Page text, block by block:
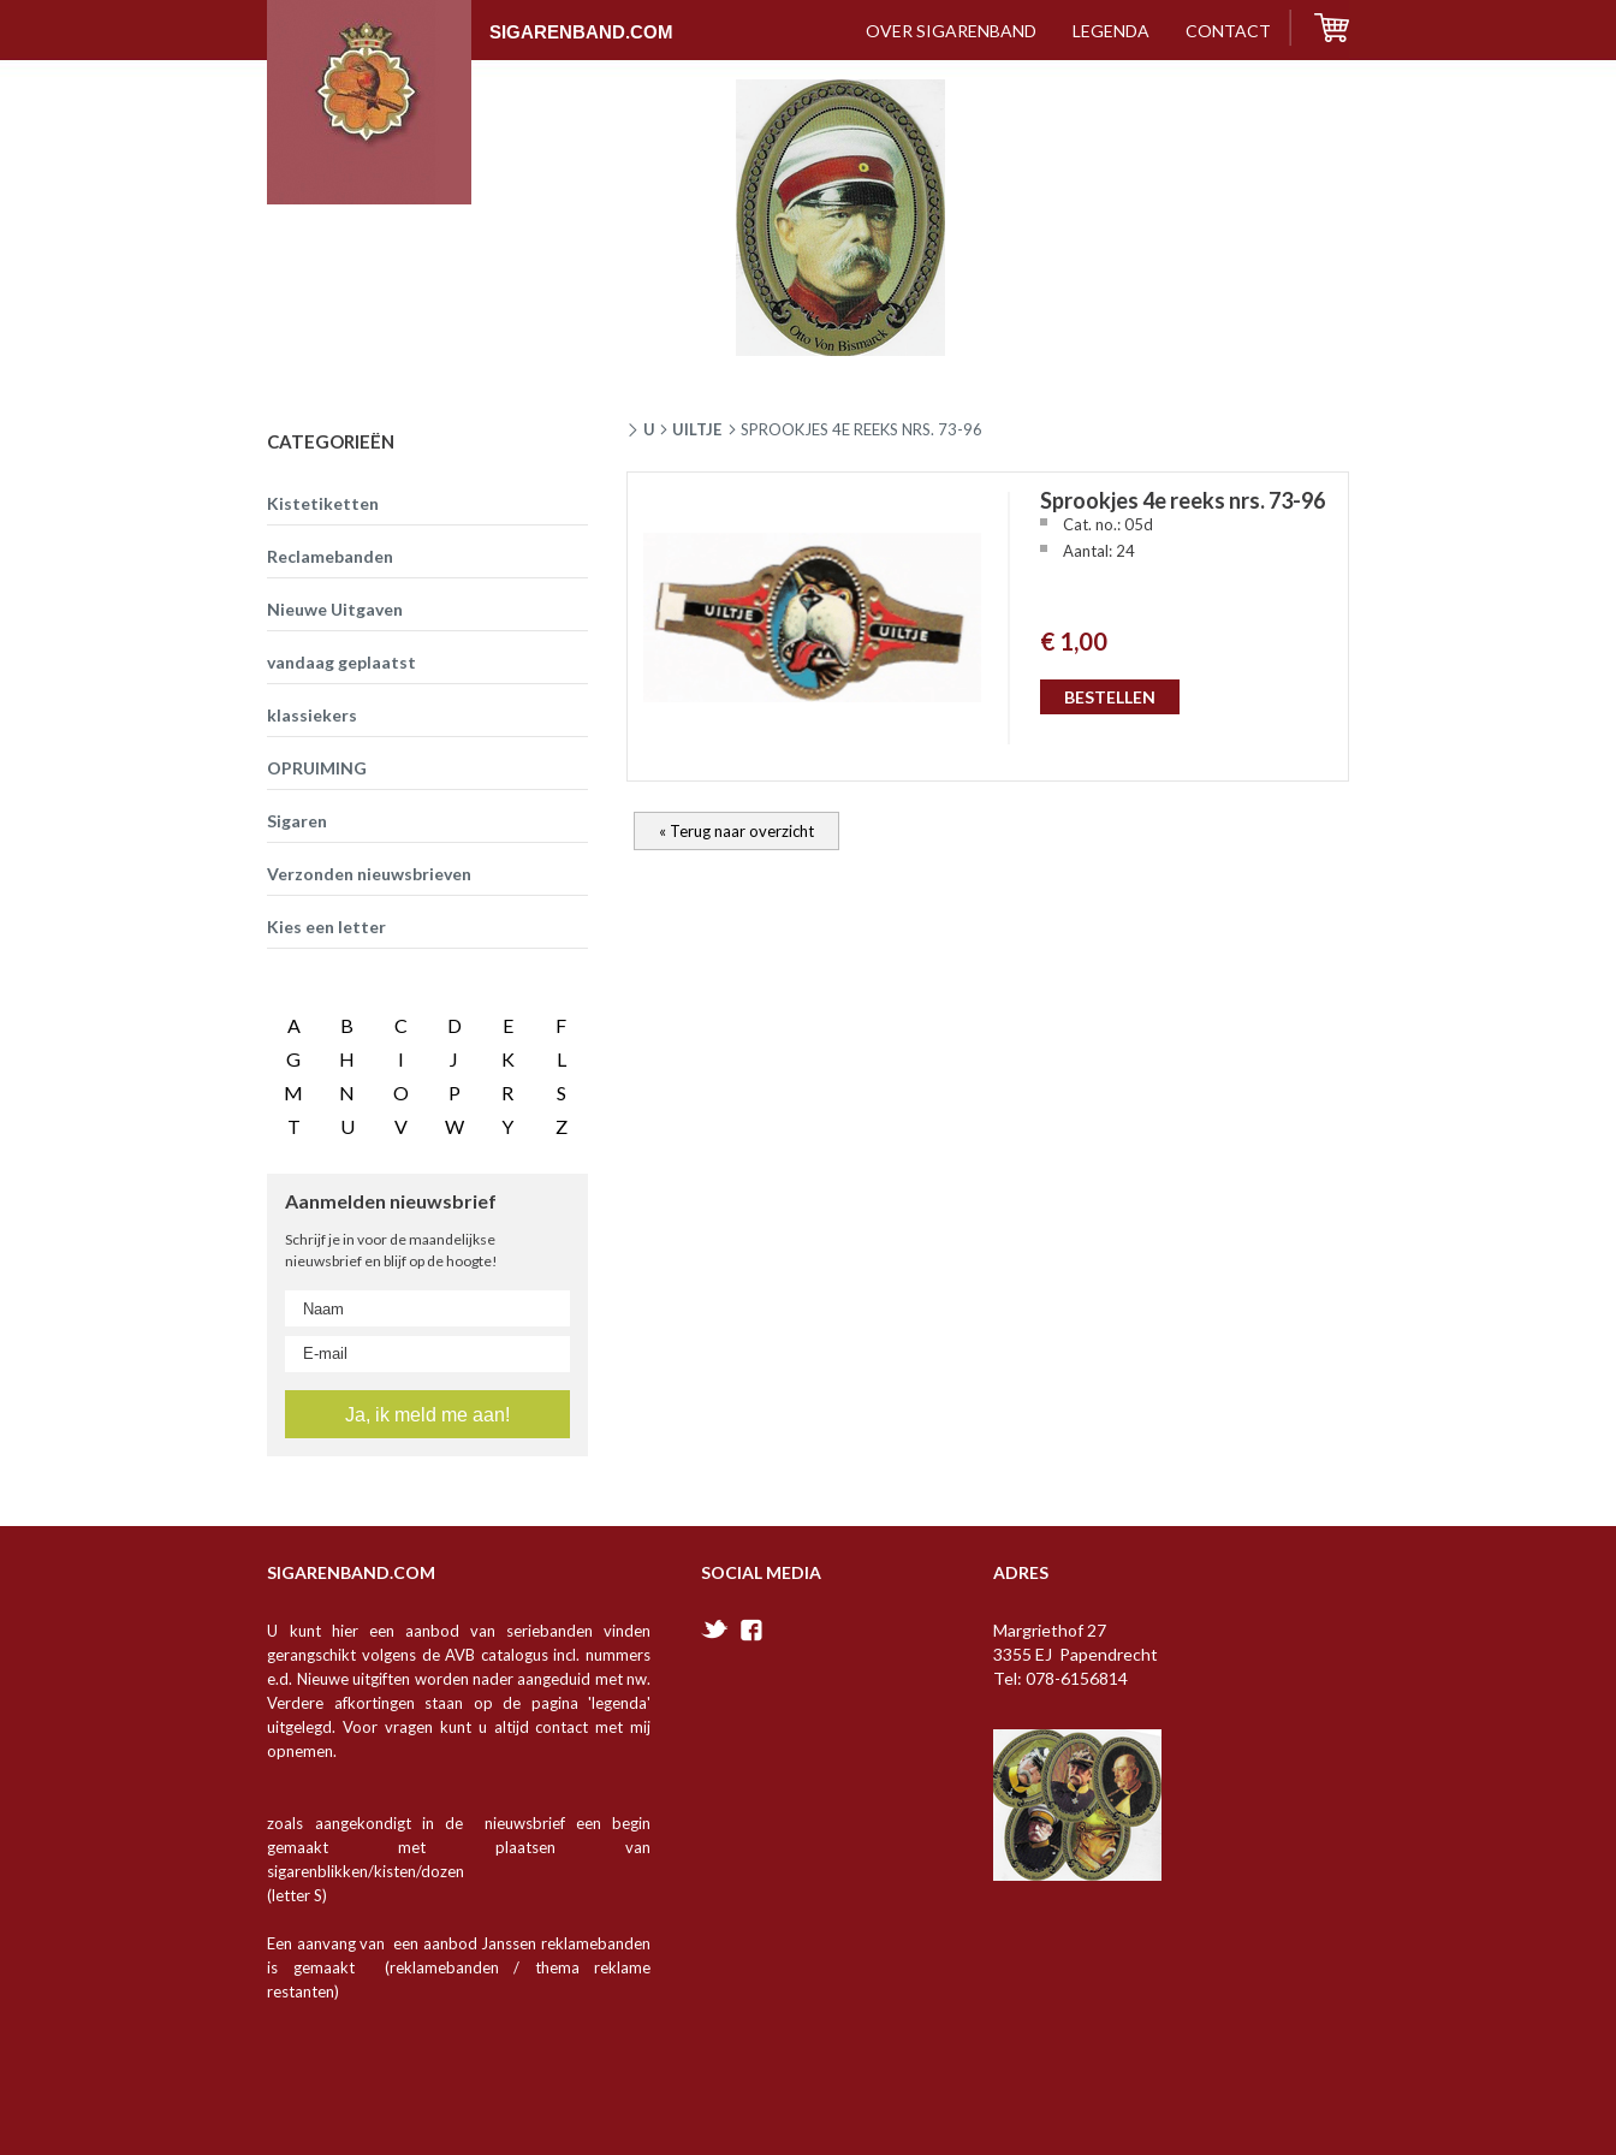
SIGARENBAND.COM OVER SIGARENBAND LEGENDA CONTACT
CATEGORIEËN
Kistetiketten
Reclamebanden
Nieuwe Uitgaven
vandaag geplaatst
klassiekers
OPRUIMING
Sigaren
Verzonden nieuwsbrieven
Kies een letter
A B C D E
F
G
H I J K
L
M
N O P R
S
T
U V W Y Z
Aanmelden nieuwsbrief
Schrijf je in voor de maandelijkse
nieuwsbrief en blijf op de hoogte!
U UILTJE SPROOKJES 4E REEKS NRS. 73-96
Sprookjes 4e reeks nrs. 73-96
Cat. no.: 05d
Aantal: 24
€ 1,00
BESTELLEN
« Terug naar overzicht
SOCIAL MEDIA ADRES
Margriethof 27
3355 EJ Papendrecht
Tel: 078-6156814
SIGARENBAND.COM
U kunt hier een aanbod van seriebanden vinden
gerangschikt volgens de AVB catalogus incl. nummers
e.d. Nieuwe uitgiften worden nader aangeduid met nw.
Verdere afkortingen staan op de pagina 'legenda'
uitgelegd. Voor vragen kunt u altijd contact met mij
opnemen.
zoals aangekondigt in de nieuwsbrief een begin
gemaakt met plaatsen van
sigarenblikken/kisten/dozen
(letter S)
Een aanvang van een aanbod Janssen reklamebanden
is gemaakt (reklamebanden / thema reklame
restanten)